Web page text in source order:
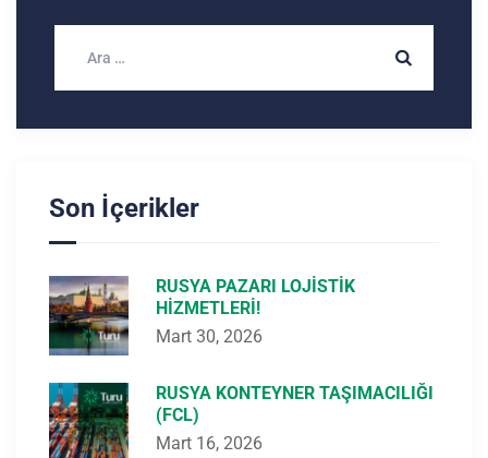
Son İçerikler
RUSYA PAZARI LOJISTIK
HIZMETLERI!
Mart 30, 2026
RUSYA KONTEYNER TAŞIMACILIĞI
(FCL)
Mart 16, 2026